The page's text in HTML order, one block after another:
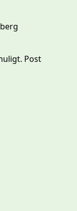
Post